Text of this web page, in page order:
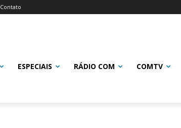
Contato
ESPECIAIS RÁDIO COM COMTV